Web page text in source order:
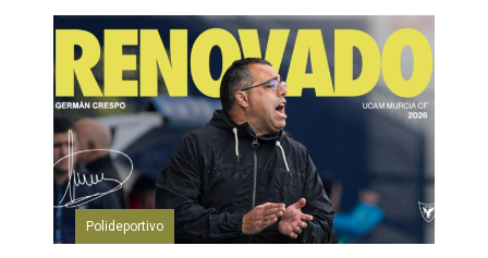
Polideportivo